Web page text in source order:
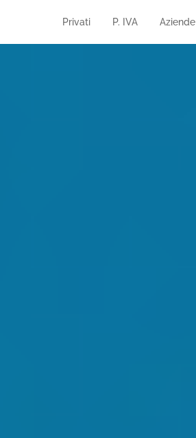
Privati P. IVA Aziende